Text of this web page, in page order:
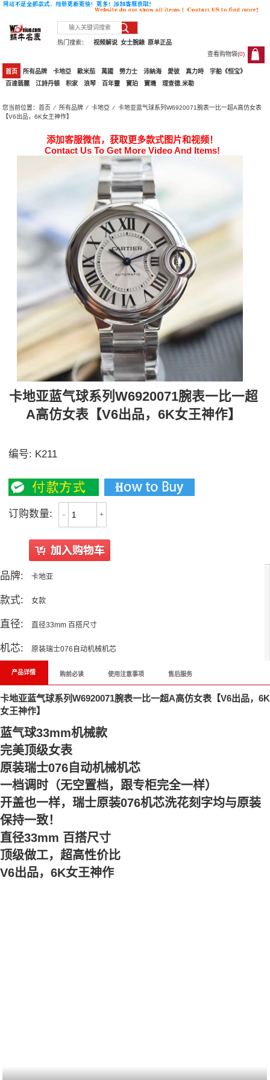
热门搜索： 原单正品
女士腕錶
视频解说
查看购物袋(0)
0
首页 所有品牌 卡地亞 歐米茄 萬國 勞力士 沛納海 愛彼 真力時
宇舶《恒宝》
百達翡麗
江詩丹頓 积家 浪琴 百年靈 寶珀 寶璣 理查德.米勒
您当前位置：首页 ⁄所有品牌 ⁄卡地亞 ⁄ 卡地亚蓝气球系列W6920071腕表一比一超A高仿女表
【V6出品，6K女王神作】
添加客服微信，获取更多款式图片和视频！
Contact Us To Get More Video And Items!
卡地亚蓝气球系列W6920071腕表一比一超
A高仿女表【V6出品，6K女王神作】
编号: K211
订购数量: - +
品牌: 卡地亚
款式: 女款
直径: 直径33mm 百搭尺寸
机芯: 原装瑞士076自动机械机芯
产品详情 购前必读 使用注意事项 售后服务
卡地亚蓝气球系列W6920071腕表一比一超A高仿女表【V6出品，6K
女王神作】
蓝气球33mm机械款
完美顶级女表
原装瑞士076自动机械机芯
一档调时（无空置档，跟专柜完全一样）
开盖也一样，瑞士原装076机芯洗花刻字均与原装
保持一致！
直径33mm 百搭尺寸
顶级做工，超高性价比
V6出品，6K女王神作